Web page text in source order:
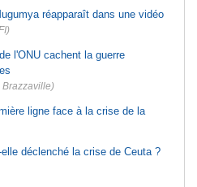
réapparaît dans une vidéo
l'ONU cachent la guerre
ligne face à la crise de la
déclenché la crise de Ceuta ?